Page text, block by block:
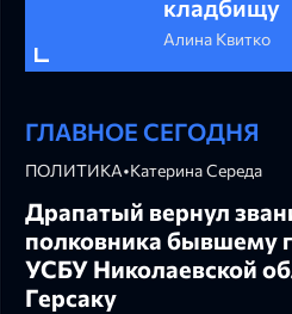
кладбищу
Алина Квитко
ГЛАВНОЕ СЕГОДНЯ
ПОЛИТИКА•Катерина Середа
Драпатый вернул
полковника бывшему
УСБУ Николаевской
Герсаку